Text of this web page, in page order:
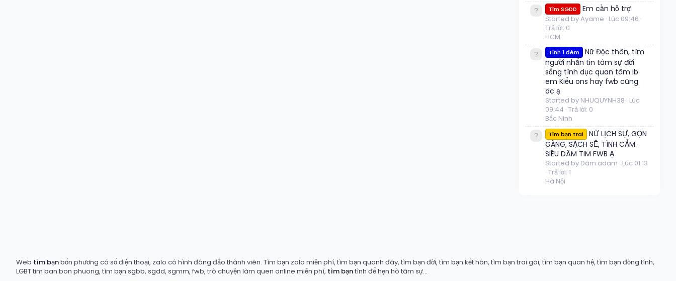
Tìm SGDD Em cần hỗ trợ
Started by Ayame Lúc 09:46
Trả lời: 0
HCM
Tình 1 đêm
Nữ Độc thân, tìm
người nhắn tin tâm sự đời
sống tình dục quan tâm ib
em Kiểu ons hay fwb cũng
dc ạ
Started by NHUQUYNH38 Lúc
09:44 Trả lời: 0
Bắc Ninh
Tìm bạn trai
NỮ LỊCH SỰ, GỌN
GÀNG, SẠCH SẼ, TÌNH CẢM.
SIÊU DÂM TIM FWB Ạ
Started by Dâm adam Lúc 01:13
Trả lời: 1
Hà Nội
Web tìm bạnbốn phương có số điện thoại, zalo có hình đông đảo thành viên. Tìm bạn zalo miễn phí, tìm bạn quanh đây, tìm bạn đời, tìm bạn kết hôn, tìm bạn trai gái, tìm bạn quan hệ, tìm bạn đồng tính,
LGBT tim ban bon phuong, tìm bạn sgbb, sgdd, sgmm, fwb, trò chuyện làm quen online miễn phí, tìm bạntình để hẹn hò tâm sự...